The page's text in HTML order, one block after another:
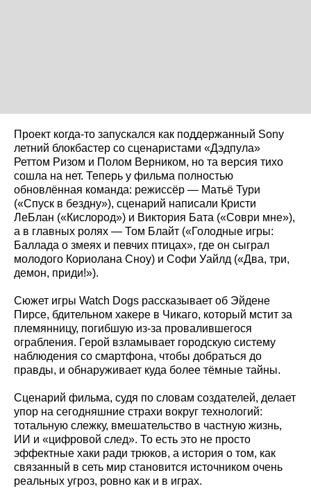
Проект когда‑то запускался как поддержанный Sony
летний блокбастер со сценаристами «Дэдпула»
Реттом Ризом и Полом Верником, но та версия тихо
сошла на нет. Теперь у фильма полностью
обновлённая команда: режиссёр — Матьё Тури
(«Спуск в бездну»), сценарий написали Кристи
ЛеБлан («Кислород») и Виктория Бата («Соври мне»),
а в главных ролях — Том Блайт («Голодные игры:
Баллада о змеях и певчих птицах», где он сыграл
молодого Кориолана Сноу) и Софи Уайлд («Два, три,
демон, приди!»).
Сюжет игры Watch Dogs рассказывает об Эйдене
Пирсе, бдительном хакере в Чикаго, который мстит за
племянницу, погибшую из‑за провалившегося
ограбления. Герой взламывает городскую систему
наблюдения со смартфона, чтобы добраться до
правды, и обнаруживает куда более тёмные тайны.
Сценарий фильма, судя по словам создателей, делает
упор на сегодняшние страхи вокруг технологий:
тотальную слежку, вмешательство в частную жизнь,
ИИ и «цифровой след». То есть это не просто
эффектные хаки ради трюков, а история о том, как
связанный в сеть мир становится источником очень
реальных угроз, ровно как и в играх.